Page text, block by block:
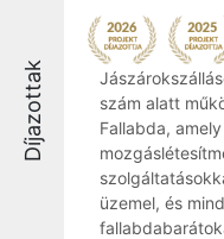
Díjazottak
szám alatt
Fallabda,
üzemel, és